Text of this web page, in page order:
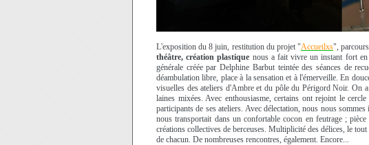
L'exposition du 8 juin, restitution du projet "Accueilxs",
théâtre, création plastique nous a fait vivre un instant fort en
générale créée par Delphine Barbut teintée des séances de
déambulation libre, place à la sensation et à l'émerveille. En
visuelles des ateliers d'Ambre et du pôle du Périgord Noir. On
laines mixées. Avec enthousiasme, certains ont rejoint le
participants de ses ateliers. Avec délectation, nous nous
nous transportait dans un confortable cocon en feutrage ;
créations collectives de berceuses. Multiplicité des délices, le
de chacun. De nombreuses rencontres, également. Encore...